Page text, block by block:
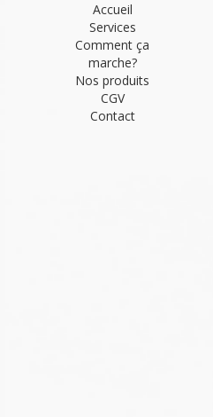
Accueil
Services
Comment ça
marche?
Nos produits
CGV
Contact